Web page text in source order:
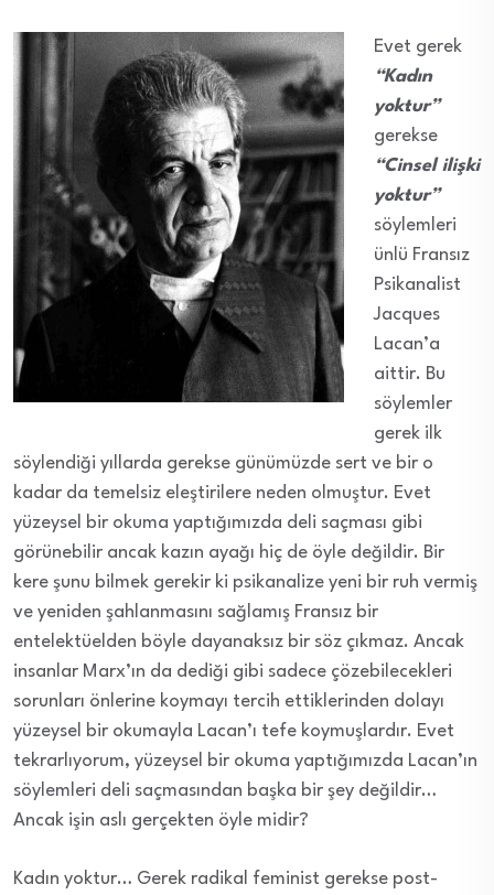
Evet gerek
“Kadın
yoktur”
gerekse
“Cinsel ilişki
yoktur”
söylemleri
ünlü Fransız
Psikanalist
Jacques
Lacan’a
aittir. Bu
söylemler
gerek ilk
söylendiği yıllarda gerekse günümüzde sert ve bir o
kadar da temelsiz eleştirilere neden olmuştur. Evet
yüzeysel bir okuma yaptığımızda deli saçması gibi
görünebilir ancak kazın ayağı hiç de öyle değildir. Bir
kere şunu bilmek gerekir ki psikanalize yeni bir ruh vermiş
ve yeniden şahlanmasını sağlamış Fransız bir
entelektüelden böyle dayanaksız bir söz çıkmaz. Ancak
insanlar Marx’ın da dediği gibi sadece çözebilecekleri
sorunları önlerine koymayı tercih ettiklerinden dolayı
yüzeysel bir okumayla Lacan’ı tefe koymuşlardır. Evet
tekrarlıyorum, yüzeysel bir okuma yaptığımızda Lacan’ın
söylemleri deli saçmasından başka bir şey değildir…
Ancak işin aslı gerçekten öyle midir?
Kadın yoktur… Gerek radikal feminist gerekse post-